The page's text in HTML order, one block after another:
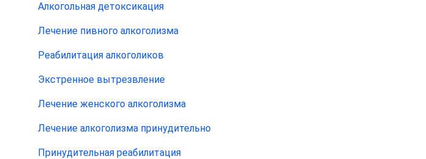
Алкогольная детоксикация
Лечение пивного алкоголизма
Реабилитация алкоголиков
Экстренное вытрезвление
Лечение женского алкоголизма
Лечение алкоголизма принудительно
Принудительная реабилитация